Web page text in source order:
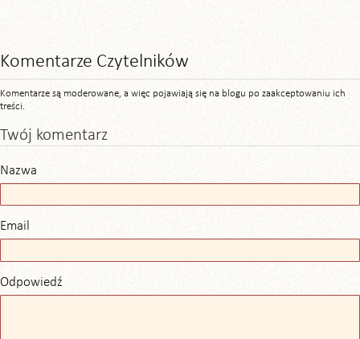
Komentarze Czytelników
Komentarze są moderowane, a więc pojawiają się na blogu po zaakceptowaniu ich
treści.
Twój komentarz
Nazwa
Email
Odpowiedź